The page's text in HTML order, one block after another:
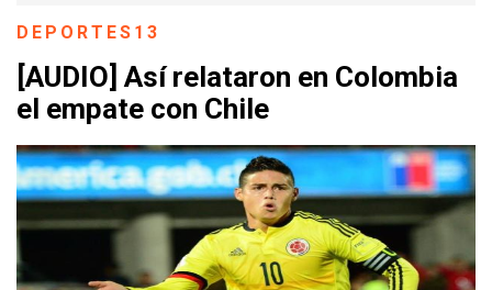
DEPORTES13
[AUDIO] Así relataron en Colombia
el empate con Chile